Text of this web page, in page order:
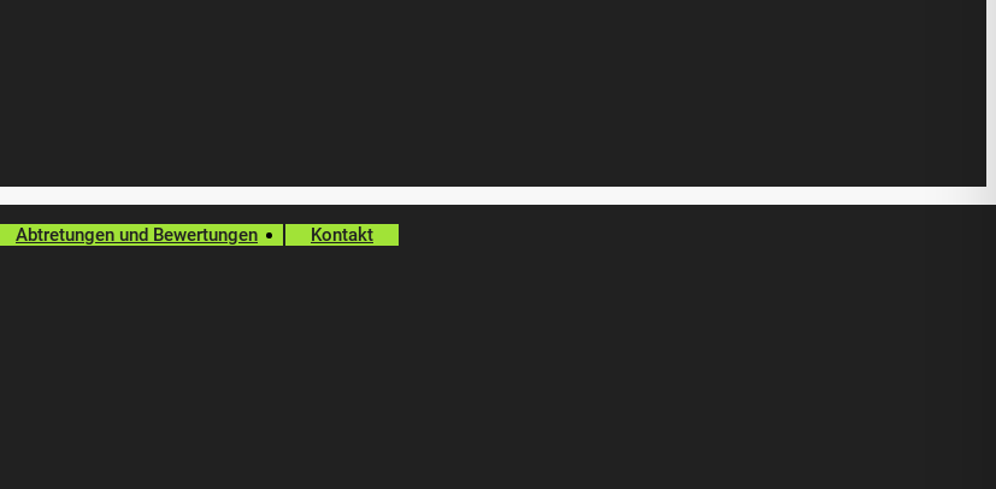
Abtretungen und Bewertungen Kontakt